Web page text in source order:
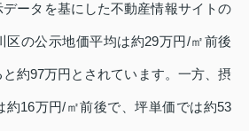
ータを基にした不動産情報サイトの
区の公示地価平均は約29万円/㎡前後
約97万円とされています。一方、摂
約16万円/㎡前後で、坪単価では約53